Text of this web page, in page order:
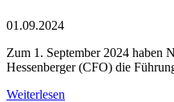
01.09.2024
Zum 1. September 2024 haben
Hessenberger (CFO) die
Weiterlesen